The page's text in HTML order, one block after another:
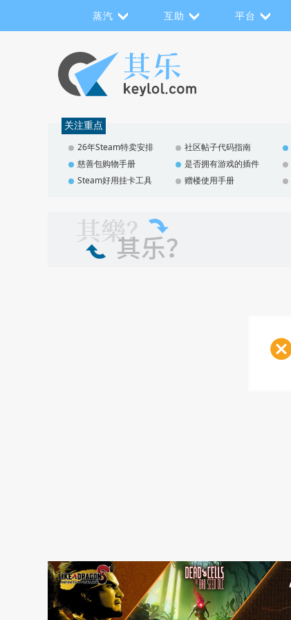
蒸汽 互助 平台
关注重点
26年Steam特卖安排 社区帖子代码指南
慈善包购物手册
是否拥有游戏的插件
Steam好用挂卡工具
赠楼使用手册